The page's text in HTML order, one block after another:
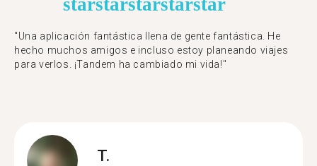
starstarstarstarstar
"Una aplicación fantástica llena de gente fantástica. He
hecho muchos amigos e incluso estoy planeando viajes
para verlos. ¡Tandem ha cambiado mi vida!"
T.